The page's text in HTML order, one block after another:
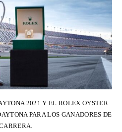
2021 Y EL ROLEX OYSTER
PARA LOS GANADORES DE